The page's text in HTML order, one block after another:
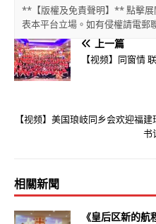
**【版權及免責聲明】** 點擊
表本平台立場。如有侵權請電郵
上一篇
【视频】同窗情
【视频】美国琅岐同乡会欢迎福
书
相關新聞
《皇后区新的